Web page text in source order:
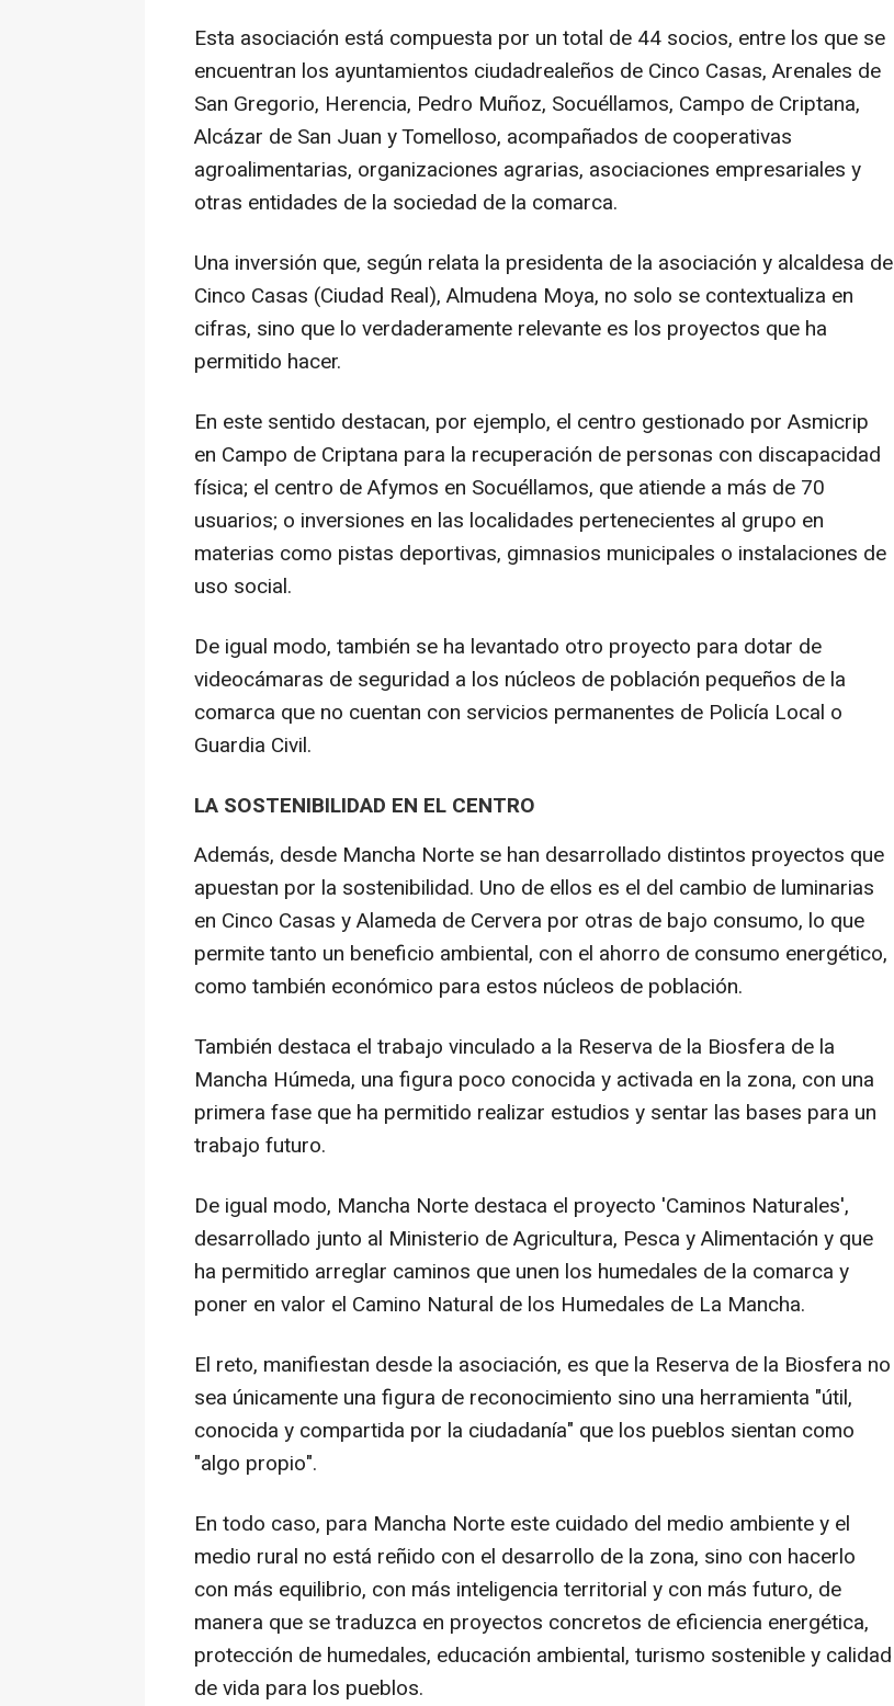
Esta asociación está compuesta por un total de 44 socios, entre los que se
encuentran los ayuntamientos ciudadrealeños de Cinco Casas, Arenales de
San Gregorio, Herencia, Pedro Muñoz, Socuéllamos, Campo de Criptana,
Alcázar de San Juan y Tomelloso, acompañados de cooperativas
agroalimentarias, organizaciones agrarias, asociaciones empresariales y
otras entidades de la sociedad de la comarca.
Una inversión que, según relata la presidenta de la asociación y alcaldesa de
Cinco Casas (Ciudad Real), Almudena Moya, no solo se contextualiza en
cifras, sino que lo verdaderamente relevante es los proyectos que ha
permitido hacer.
En este sentido destacan, por ejemplo, el centro gestionado por Asmicrip
en Campo de Criptana para la recuperación de personas con discapacidad
física; el centro de Afymos en Socuéllamos, que atiende a más de 70
usuarios; o inversiones en las localidades pertenecientes al grupo en
materias como pistas deportivas, gimnasios municipales o instalaciones de
uso social.
De igual modo, también se ha levantado otro proyecto para dotar de
videocámaras de seguridad a los núcleos de población pequeños de la
comarca que no cuentan con servicios permanentes de Policía Local o
Guardia Civil.
LA SOSTENIBILIDAD EN EL CENTRO
Además, desde Mancha Norte se han desarrollado distintos proyectos que
apuestan por la sostenibilidad. Uno de ellos es el del cambio de luminarias
en Cinco Casas y Alameda de Cervera por otras de bajo consumo, lo que
permite tanto un beneficio ambiental, con el ahorro de consumo energético,
como también económico para estos núcleos de población.
También destaca el trabajo vinculado a la Reserva de la Biosfera de la
Mancha Húmeda, una figura poco conocida y activada en la zona, con una
primera fase que ha permitido realizar estudios y sentar las bases para un
trabajo futuro.
De igual modo, Mancha Norte destaca el proyecto 'Caminos Naturales',
desarrollado junto al Ministerio de Agricultura, Pesca y Alimentación y que
ha permitido arreglar caminos que unen los humedales de la comarca y
poner en valor el Camino Natural de los Humedales de La Mancha.
El reto, manifiestan desde la asociación, es que la Reserva de la Biosfera no
sea únicamente una figura de reconocimiento sino una herramienta "útil,
conocida y compartida por la ciudadanía" que los pueblos sientan como
"algo propio".
En todo caso, para Mancha Norte este cuidado del medio ambiente y el
medio rural no está reñido con el desarrollo de la zona, sino con hacerlo
con más equilibrio, con más inteligencia territorial y con más futuro, de
manera que se traduzca en proyectos concretos de eficiencia energética,
protección de humedales, educación ambiental, turismo sostenible y calidad
de vida para los pueblos.